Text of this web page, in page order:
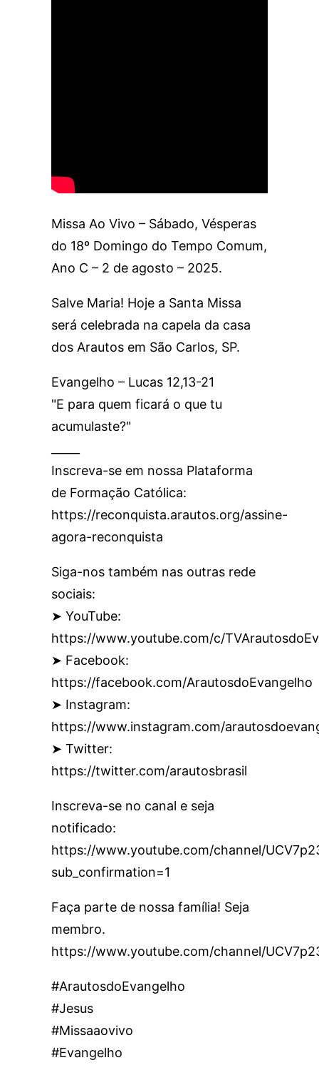
Missa Ao Vivo – Sábado, Vésperas
do 18º Domingo do Tempo Comum,
Ano C – 2 de agosto – 2025.
Salve Maria! Hoje a Santa Missa
será celebrada na capela da casa
dos Arautos em São Carlos, SP.
Evangelho – Lucas 12,13-21
"E para quem ficará o que tu
acumulaste?"
Inscreva-se em nossa Plataforma
de Formação Católica:
https://reconquista.arautos.org/assine-
agora-reconquista
Siga-nos também nas outras rede
sociais:
➤ YouTube:
https://www.youtube.com/c/
➤ Facebook:
https://facebook.com/ArautosdoEvangelho
➤ Instagram:
https://www.instagram.com/
➤ Twitter:
https://twitter.com/arautosbrasil
Inscreva-se no canal e seja
notificado:
https://www.youtube.com/channel/
sub_confirmation=1
Faça parte de nossa família! Seja
membro.
https://www.youtube.com/channel/
#ArautosdoEvangelho
#Jesus
#Missaaovivo
#Evangelho